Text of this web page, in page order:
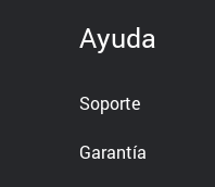
Ayuda
Soporte
Garantía